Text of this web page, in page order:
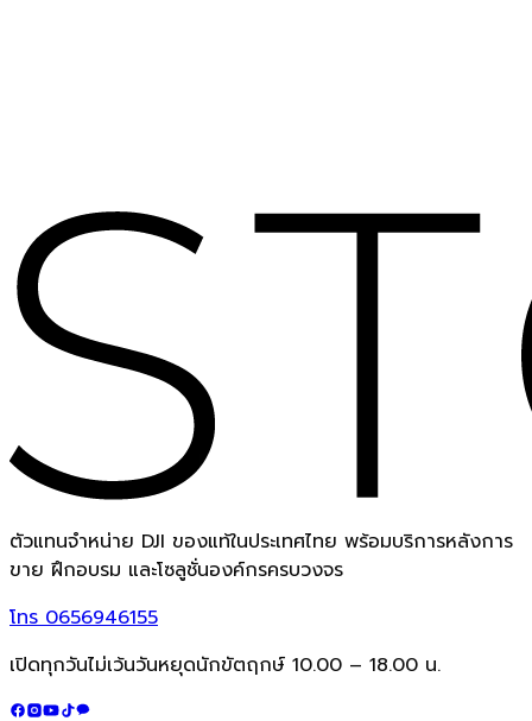
ตัวแทนจำหน่าย DJI ของแท้ในประเทศไทย พร้อมบริการหลังการ
ขาย ฝึกอบรม และโซลูชั่นองค์กรครบวงจร
โทร0656946155
เปิดทุกวันไม่เว้นวันหยุดนักขัตฤกษ์ 10.00 – 18.00 น.